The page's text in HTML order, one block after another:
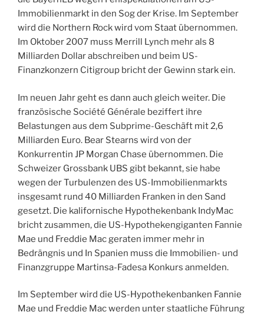
Immobilienmarkt in den Sog der Krise. Im September
wird die Northern Rock wird vom Staat übernommen.
Im Oktober 2007 muss Merrill Lynch mehr als 8
Milliarden Dollar abschreiben und beim US-
Finanzkonzern Citigroup bricht der Gewinn stark ein.
Im neuen Jahr geht es dann auch gleich weiter. Die
französische Société Générale beziffert ihre
Belastungen aus dem Subprime-Geschäft mit 2,6
Milliarden Euro. Bear Stearns wird von der
Konkurrentin JP Morgan Chase übernommen. Die
Schweizer Grossbank UBS gibt bekannt, sie habe
wegen der Turbulenzen des US-Immobilienmarkts
insgesamt rund 40 Milliarden Franken in den Sand
gesetzt. Die kalifornische Hypothekenbank IndyMac
bricht zusammen, die US-Hypothekengiganten Fannie
Mae und Freddie Mac geraten immer mehr in
Bedrängnis und In Spanien muss die Immobilien- und
Finanzgruppe Martinsa-Fadesa Konkurs anmelden.
Im September wird die US-Hypothekenbanken Fannie
Mae und Freddie Mac werden unter staatliche Führung